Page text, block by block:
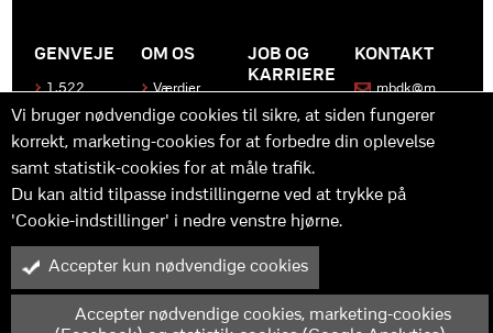
GENVEJE
1.522
Produkter
Kontakt
os
OM OS
Værdier
Historen
bag
MBDK
Hvad gør
os unikke
JOB OG
KARRIERE
Bliv en del
af MBDK
Vores
team
Praktik
udvikling
KONTAKT
mbdk@m
y™ er driftet af MBDK ApS – under MBDK Holding ApS. Tilmeldt
pressenævnet siden 25. maj 2011. Copyright © 2025 - MBDK ApS
Vi bruger nødvendige cookies til sikre, at siden fungerer
korrekt, marketing-cookies for at forbedre din oplevelse
samt statistik-cookies for at måle trafik.
Du kan altid tilpasse indstillingerne ved at trykke på
'Cookie-indstillinger' i nedre venstre hjørne.
Accepter kun nødvendige cookies
Accepter nødvendige cookies, marketing-cookies